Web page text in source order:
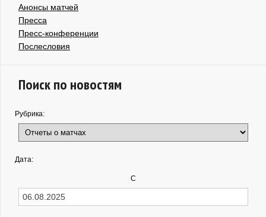
Анонсы матчей
Пресса
Пресс-конференции
Послесловия
Поиск по новостям
Рубрика:
Дата:
С